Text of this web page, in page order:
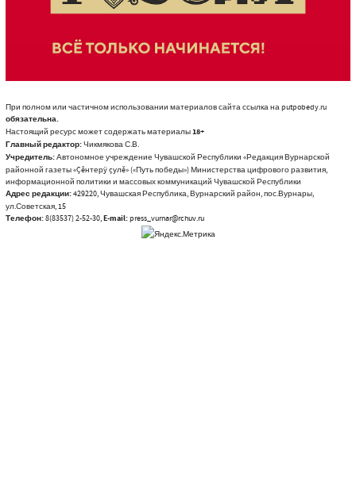
При полном или частичном использовании материалов сайта ссылка на putpobedy.ru
обязательна.
Настоящий ресурс может содержать материалы18+
Главный редактор:Чикмякова С.В.
Учредитель:Автономное учреждение Чувашской Республики «Редакция Вурнарской
районной газеты «Çĕнтерÿ çулĕ» («Путь победы») Министерства цифрового развития,
информационной политики и массовых коммуникаций Чувашской Республики
Адрес редакции:429220, Чувашская Республика, Вурнарский район, пос.Вурнары,
ул.Советская, 15
Телефон:8(83537) 2-52-30,E-mail:press_vurnar@rchuv.ru